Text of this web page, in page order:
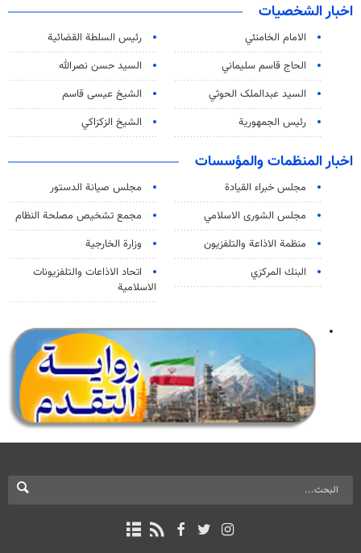
اخبار الشخصيات
الامام الخامنئي
رئیس السلطة القضائیة
الحاج قاسم سليماني
السيد حسن نصرالله
السید عبدالملک الحوثي
الشيخ عيسى قاسم
رئيس الجمهورية
الشيخ الزكزاكي
اخبار المنظمات والمؤسسات
مجلس خبراء القيادة
مجلس صيانة الدستور
مجلس الشورى الاسلامي
مجمع تشخيص مصلحة النظام
منظمة الاذاعة والتلفزیون
وزارة الخارجية
البنك المركزي
اتحاد الاذاعات والتلفزيونات
الاسلامية